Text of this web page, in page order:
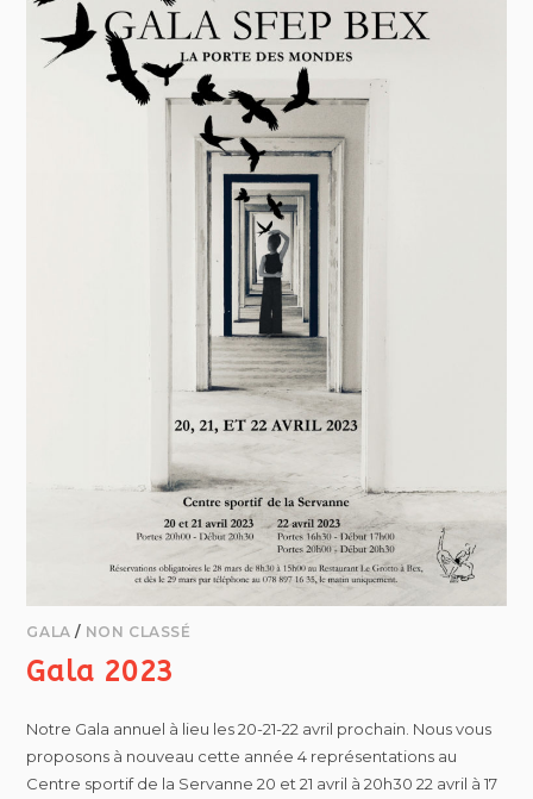
GALA / NON CLASSÉ
Gala 2023
Notre Gala annuel à lieu les 20-21-22 avril prochain. Nous vous
proposons à nouveau cette année 4 représentations au
Centre sportif de la Servanne 20 et 21 avril à 20h30 22 avril à 17